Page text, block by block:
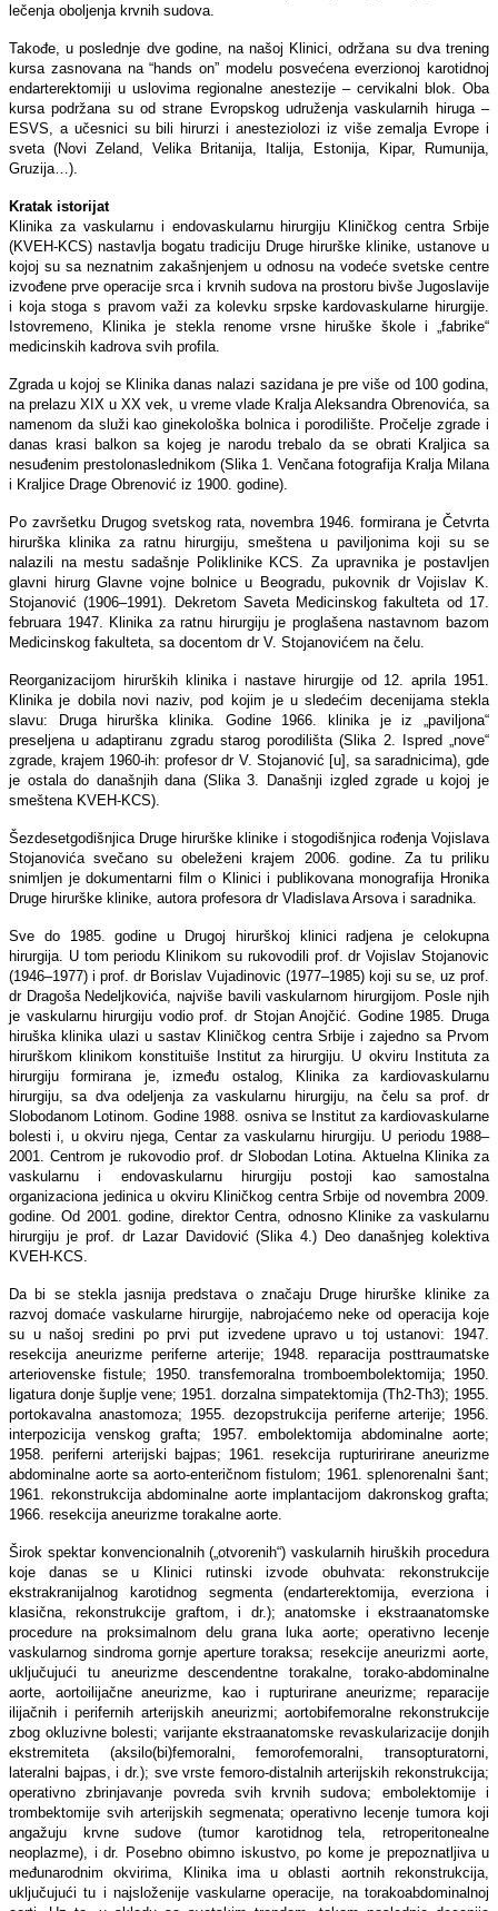
lečenja oboljenja krvnih sudova.
Takođe, u poslednje dve godine, na našoj Klinici, održana su dva trening
kursa zasnovana na “hands on” modelu posvećena everzionoj karotidnoj
endarterektomiji u uslovima regionalne anestezije – cervikalni blok. Oba
kursa podržana su od strane Evropskog udruženja vaskularnih hiruga –
ESVS, a učesnici su bili hirurzi i anesteziolozi iz više zemalja Evrope i
sveta (Novi Zeland, Velika Britanija, Italija, Estonija, Kipar, Rumunija,
Gruzija…).
Kratak istorijat
Klinika za vaskularnu i endovaskularnu hirurgiju Kliničkog centra Srbije
(KVEH-KCS) nastavlja bogatu tradiciju Druge hirurške klinike, ustanove u
kojoj su sa neznatnim zakašnjenjem u odnosu na vodeće svetske centre
izvođene prve operacije srca i krvnih sudova na prostoru bivše Jugoslavije
i koja stoga s pravom važi za kolevku srpske kardovaskularne hirurgije.
Istovremeno, Klinika je stekla renome vrsne hiruške škole i „fabrike“
medicinskih kadrova svih profila.
Zgrada u kojoj se Klinika danas nalazi sazidana je pre više od 100 godina,
na prelazu XIX u XX vek, u vreme vlade Kralja Aleksandra Obrenovića, sa
namenom da služi kao ginekološka bolnica i porodilište. Pročelje zgrade i
danas krasi balkon sa kojeg je narodu trebalo da se obrati Kraljica sa
nesuđenim prestolonaslednikom (Slika 1. Venčana fotografija Kralja Milana
i Kraljice Drage Obrenović iz 1900. godine).
Po završetku Drugog svetskog rata, novembra 1946. formirana je Četvrta
hirurška klinika za ratnu hirurgiju, smeštena u paviljonima koji su se
nalazili na mestu sadašnje Poliklinike KCS. Za upravnika je postavljen
glavni hirurg Glavne vojne bolnice u Beogradu, pukovnik dr Vojislav K.
Stojanović (1906–1991). Dekretom Saveta Medicinskog fakulteta od 17.
februara 1947. Klinika za ratnu hirurgiju je proglašena nastavnom bazom
Medicinskog fakulteta, sa docentom dr V. Stojanovićem na čelu.
Reorganizacijom hirurških klinika i nastave hirurgije od 12. aprila 1951.
Klinika je dobila novi naziv, pod kojim je u sledećim decenijama stekla
slavu: Druga hirurška klinika. Godine 1966. klinika je iz „paviljona“
preseljena u adaptiranu zgradu starog porodilišta (Slika 2. Ispred „nove“
zgrade, krajem 1960-ih: profesor dr V. Stojanović [u], sa saradnicima), gde
je ostala do današnjih dana (Slika 3. Današnji izgled zgrade u kojoj je
smeštena KVEH-KCS).
Šezdesetgodišnjica Druge hirurške klinike i stogodišnjica rođenja Vojislava
Stojanovića svečano su obeleženi krajem 2006. godine. Za tu priliku
snimljen je dokumentarni film o Klinici i publikovana monografija Hronika
Druge hirurške klinike, autora profesora dr Vladislava Arsova i saradnika.
Sve do 1985. godine u Drugoj hirurškoj klinici radjena je celokupna
hirurgija. U tom periodu Klinikom su rukovodili prof. dr Vojislav Stojanovic
(1946–1977) i prof. dr Borislav Vujadinovic (1977–1985) koji su se, uz prof.
dr Dragoša Nedeljkovića, najviše bavili vaskularnom hirurgijom. Posle njih
je vaskularnu hirurgiju vodio prof. dr Stojan Anojčić. Godine 1985. Druga
hiruška klinika ulazi u sastav Kliničkog centra Srbije i zajedno sa Prvom
hirurškom klinikom konstituiše Institut za hirurgiju. U okviru Instituta za
hirurgiju formirana je, između ostalog, Klinika za kardiovaskularnu
hirurgiju, sa dva odeljenja za vaskularnu hirurgiju, na čelu sa prof. dr
Slobodanom Lotinom. Godine 1988. osniva se Institut za kardiovaskularne
bolesti i, u okviru njega, Centar za vaskularnu hirurgiju. U periodu 1988–
2001. Centrom je rukovodio prof. dr Slobodan Lotina. Aktuelna Klinika za
vaskularnu i endovaskularnu hirurgiju postoji kao samostalna
organizaciona jedinica u okviru Kliničkog centra Srbije od novembra 2009.
godine. Od 2001. godine, direktor Centra, odnosno Klinike za vaskularnu
hirurgiju je prof. dr Lazar Davidović (Slika 4.) Deo današnjeg kolektiva
KVEH-KCS.
Da bi se stekla jasnija predstava o značaju Druge hirurške klinike za
razvoj domaće vaskularne hirurgije, nabrojaćemo neke od operacija koje
su u našoj sredini po prvi put izvedene upravo u toj ustanovi: 1947.
resekcija aneurizme periferne arterije; 1948. reparacija posttraumatske
arteriovenske fistule; 1950. transfemoralna tromboembolektomija; 1950.
ligatura donje šuplje vene; 1951. dorzalna simpatektomija (Th2-Th3); 1955.
portokavalna anastomoza; 1955. dezopstrukcija periferne arterije; 1956.
interpozicija venskog grafta; 1957. embolektomija abdominalne aorte;
1958. periferni arterijski bajpas; 1961. resekcija rupturirirane aneurizme
abdominalne aorte sa aorto-enteričnom fistulom; 1961. splenorenalni šant;
1961. rekonstrukcija abdominalne aorte implantacijom dakronskog grafta;
1966. resekcija aneurizme torakalne aorte.
Širok spektar konvencionalnih („otvorenih“) vaskularnih hiruških procedura
koje danas se u Klinici rutinski izvode obuhvata: rekonstrukcije
ekstrakranijalnog karotidnog segmenta (endarterektomija, everziona i
klasična, rekonstrukcije graftom, i dr.); anatomske i ekstraanatomske
procedure na proksimalnom delu grana luka aorte; operativno lecenje
vaskularnog sindroma gornje aperture toraksa; resekcije aneurizmi aorte,
uključujući tu aneurizme descendentne torakalne, torako-abdominalne
aorte, aortoilijačne aneurizme, kao i rupturirane aneurizme; reparacije
ilijačnih i perifernih arterijskih aneurizmi; aortobifemoralne rekonstrukcije
zbog okluzivne bolesti; varijante ekstraanatomske revaskularizacije donjih
ekstremiteta (aksilo(bi)femoralni, femorofemoralni, transopturatorni,
lateralni bajpas, i dr.); sve vrste femoro-distalnih arterijskih rekonstrukcija;
operativno zbrinjavanje povreda svih krvnih sudova; embolektomije i
trombektomije svih arterijskih segmenata; operativno lecenje tumora koji
angažuju krvne sudove (tumor karotidnog tela, retroperitonealne
neoplazme), i dr. Posebno obimno iskustvo, po kome je prepoznatljiva u
međunarodnim okvirima, Klinika ima u oblasti aortnih rekonstrukcija,
uključujući tu i najsloženije vaskularne operacije, na torakoabdominalnoj